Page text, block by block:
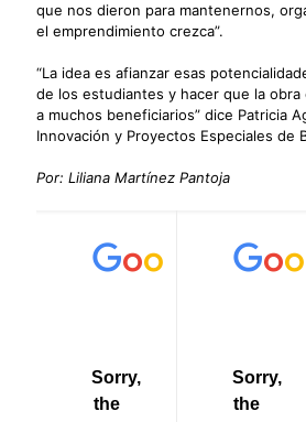
que nos dieron para mantenernos,
el emprendimiento crezca”.
“La idea es afianzar esas
de los estudiantes y hacer que la obra
a muchos beneficiarios” dice Patricia
Innovación y Proyectos Especiales de
Por: Liliana Martínez Pantoja